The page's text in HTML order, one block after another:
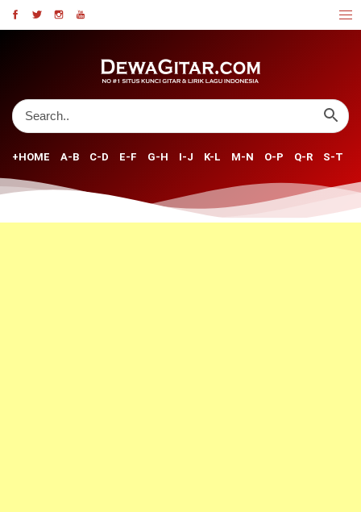
+HOME A-B C-D E-F G-H I-J K-L M-N O-P Q-R S-T